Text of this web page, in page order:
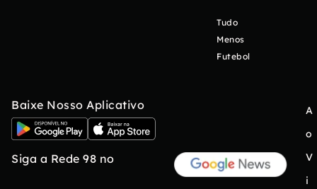
Tudo
Menos
Futebol
Baixe Nosso Aplicativo
Siga a Rede 98 no
A
o
V
i